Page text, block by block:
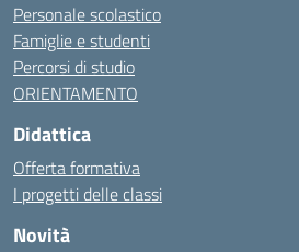
Personale scolastico
Famiglie e studenti
Percorsi di studio
ORIENTAMENTO
Didattica
Offerta formativa
I progetti delle classi
Novità